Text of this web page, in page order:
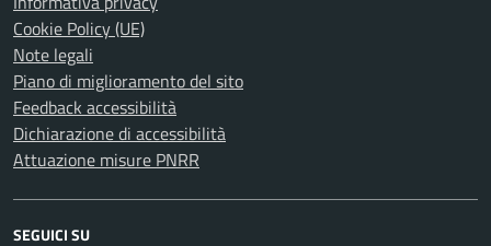
Cookie Policy (UE)
Note legali
Piano di miglioramento del sito
Feedback accessibilità
Dichiarazione di accessibilità
Attuazione misure PNRR
SEGUICI SU